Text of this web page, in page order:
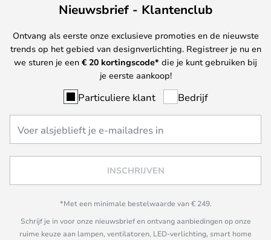
Nieuwsbrief - Klantenclub
Ontvang als eerste onze exclusieve promoties en de nieuwste
trends op het gebied van designverlichting. Registreer je nu en
we sturen je een € 20 kortingscode* die je kunt gebruiken bij
je eerste aankoop!
Particuliere klant Bedrijf
INSCHRIJVEN
*Met een minimale bestelwaarde van € 249.
Schrijf je in voor onze nieuwsbrief en ontvang aanbiedingen op onze
ruime keuze aan lampen, ventilatoren, LED-verlichting, smart home